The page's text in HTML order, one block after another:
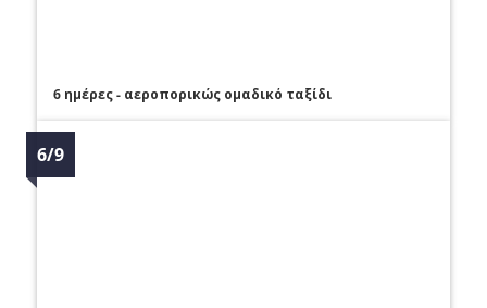
6 ημέρες - αεροπορικώς ομαδικό ταξίδι
6/9